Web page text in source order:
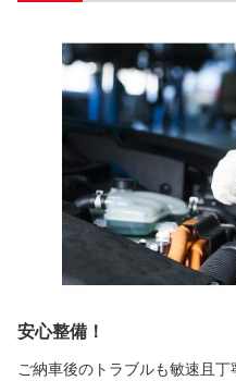
安心整備！
ご納車後のトラブルも敏速且